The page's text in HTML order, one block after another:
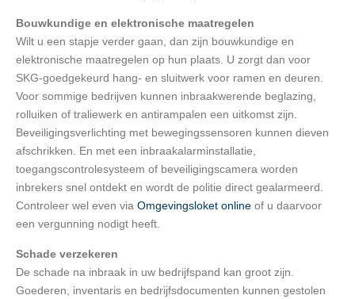
Bouwkundige en elektronische maatregelen
Wilt u een stapje verder gaan, dan zijn bouwkundige en
elektronische maatregelen op hun plaats. U zorgt dan voor
SKG-goedgekeurd hang- en sluitwerk voor ramen en deuren.
Voor sommige bedrijven kunnen inbraakwerende beglazing,
rolluiken of traliewerk en antirampalen een uitkomst zijn.
Beveiligingsverlichting met bewegingssensoren kunnen dieven
afschrikken. En met een inbraakalarminstallatie,
toegangscontrolesysteem of beveiligingscamera worden
inbrekers snel ontdekt en wordt de politie direct gealarmeerd.
Controleer wel even via Omgevingsloket online of u daarvoor
een vergunning nodigt heeft.
Schade verzekeren
De schade na inbraak in uw bedrijfspand kan groot zijn.
Goederen, inventaris en bedrijfsdocumenten kunnen gestolen